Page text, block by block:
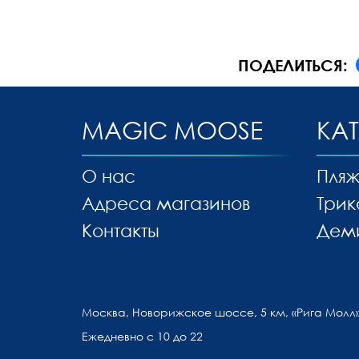
ПОДЕЛИТЬСЯ:
MAGIC MOOSE
О нас
Адреса магазинов
Контакты
Москва, Новорижское шоссе, 5 км, «Рига
Ежедневно с 10 до 22